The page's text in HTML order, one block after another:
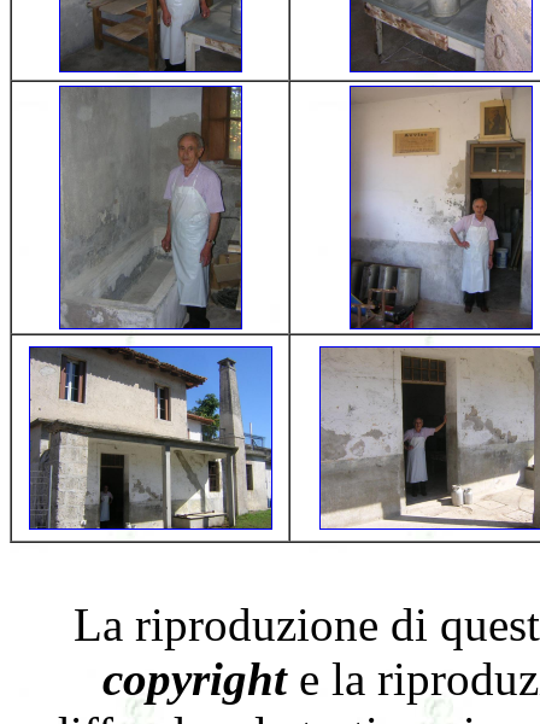
La riproduzione di
copyright e la